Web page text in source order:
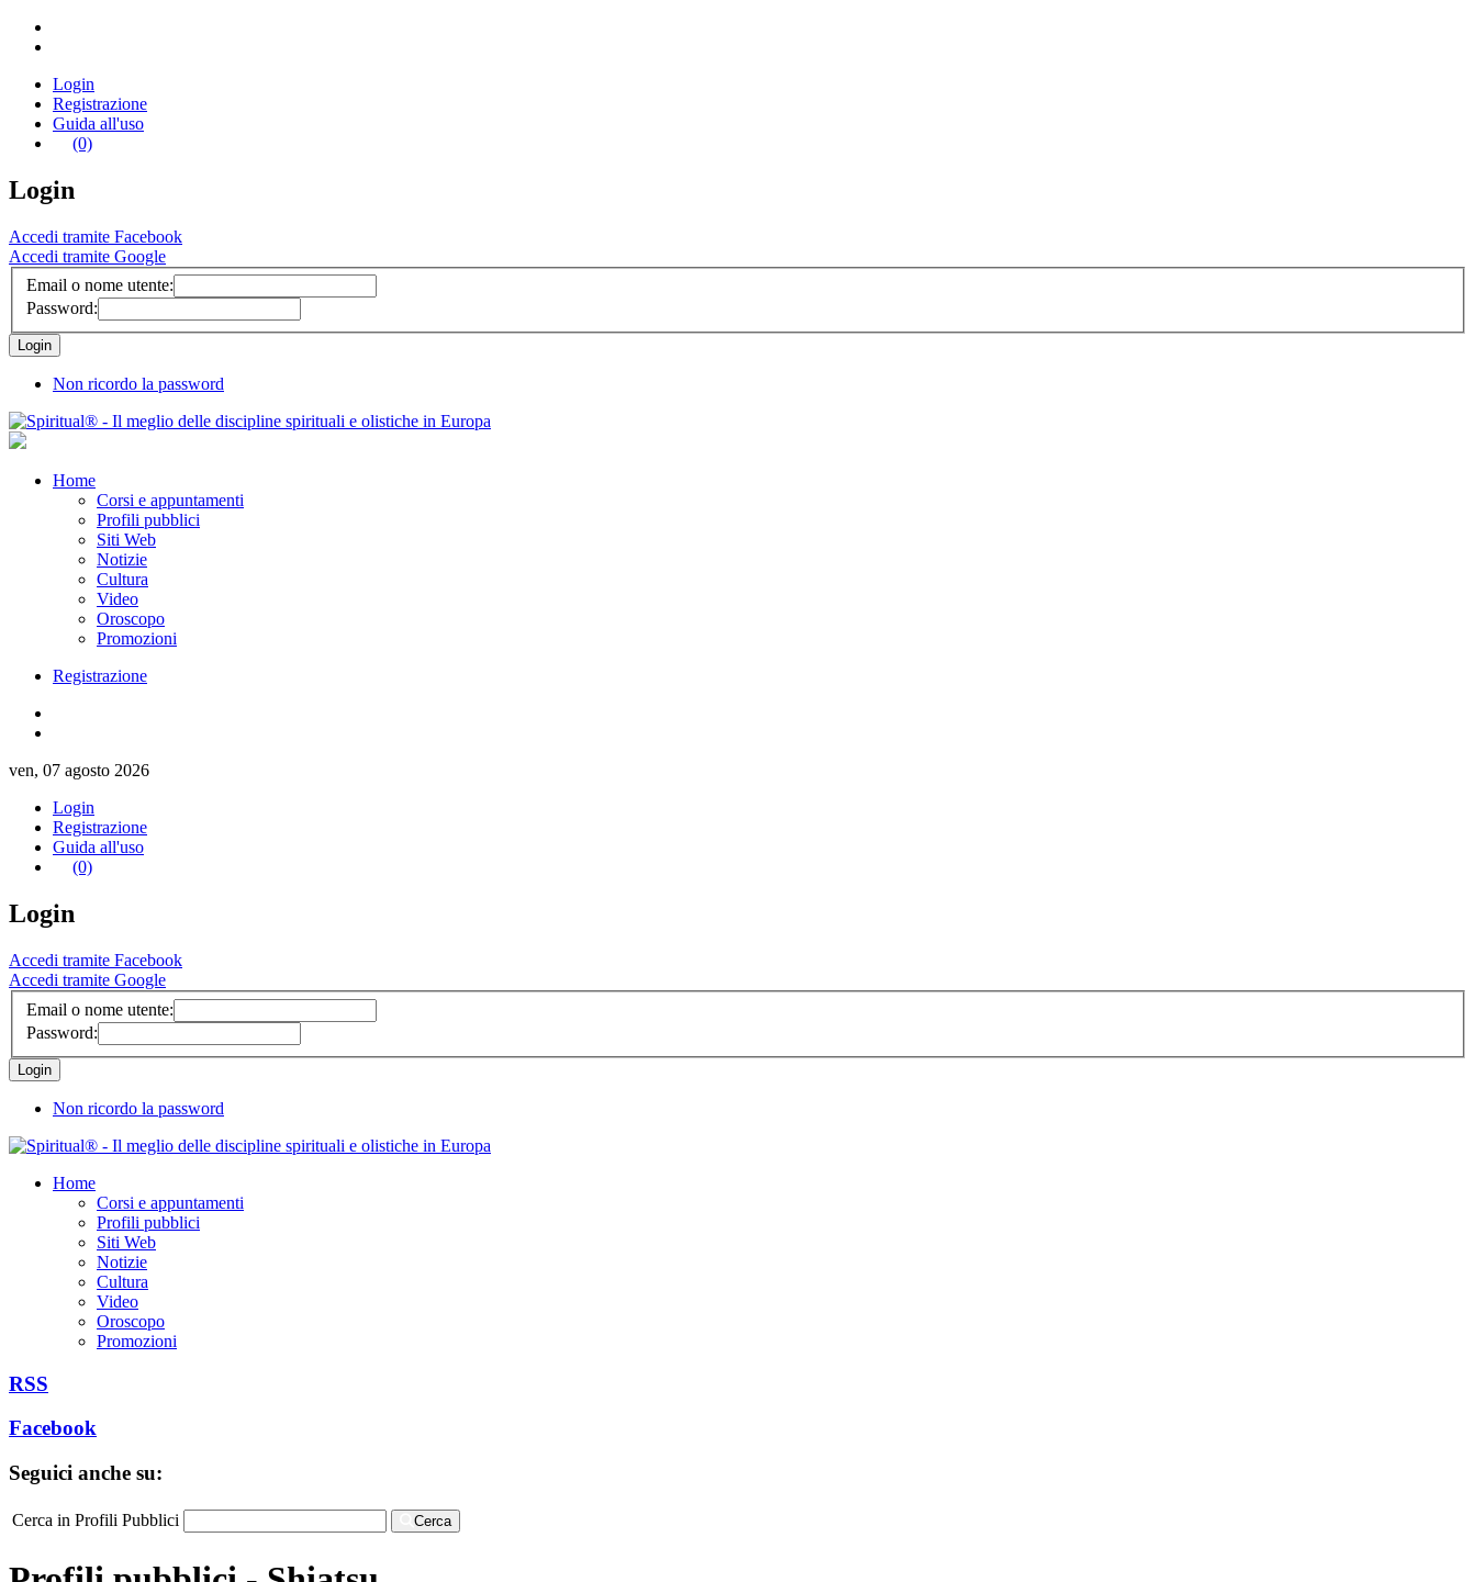
Login
Registrazione
Guida all'uso
(0)
Login
Accedi tramite Facebook
Accedi tramite Google
Email o nome utente:
Password:
Non ricordo la password
Home
Corsi e appuntamenti
Profili pubblici
Siti Web
Notizie
Cultura
Video
Oroscopo
Promozioni
Registrazione
ven, 07 agosto 2026
Login
Registrazione
Guida all'uso
(0)
Login
Accedi tramite Facebook
Accedi tramite Google
Email o nome utente:
Password:
Non ricordo la password
Home
Corsi e appuntamenti
Profili pubblici
Siti Web
Notizie
Cultura
Video
Oroscopo
Promozioni
RSS
Facebook
Seguici anche su:
Cerca in Profili Pubblici Cerca